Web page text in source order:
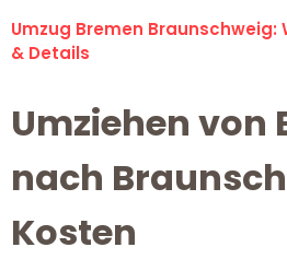
Umzug Bremen
& Details
Umziehen von
nach
Kosten